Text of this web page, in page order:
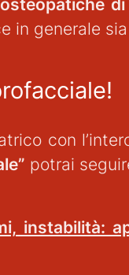
in generale
con
potrai
instabilità: